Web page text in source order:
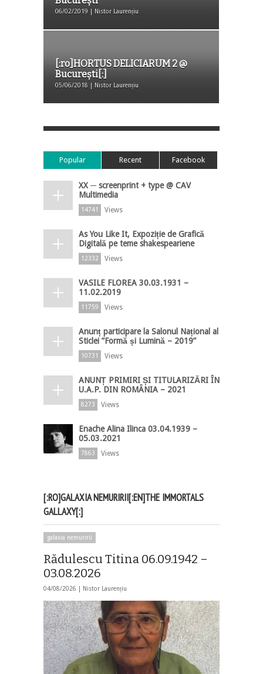
06/02/2019 | Nistor Laurențiu
[:ro]HORTUS DELICIARUM 2 @
București[:]
05/06/2018 | Nistor Laurențiu
Popular Recent Facebook
XX ─ screenprint + type @ CAV
Multimedia
14741 Views
As You Like It, Expoziție de Grafică
Digitală pe teme shakespeariene
12332 Views
VASILE FLOREA 30.03.1931 –
11.02.2019
11759 Views
Anunț participare la Salonul Național al
Sticlei ”Formă și Lumină – 2019”
10731 Views
ANUNȚ PRIMIRI ȘI TITULARIZĂRI ÎN
U.A.P. DIN ROMÂNIA – 2021
8273 Views
Enache Alina Ilinca 03.04.1939 –
05.03.2021
7863 Views
[:RO]GALAXIA NEMURIRII[:EN]THE IMMORTALS
GALLAXY[:]
galaxia nemuririi
Rădulescu Titina 06.09.1942 –
03.08.2026
04/08/2026 | Nistor Laurențiu